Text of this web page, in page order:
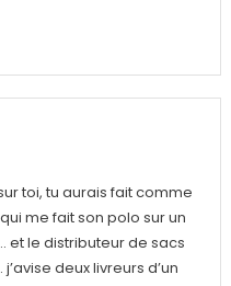
toi, tu aurais fait comme
me fait son polo sur un
le distributeur de sacs
deux livreurs d’un